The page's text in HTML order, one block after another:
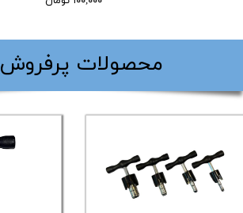
​محصولات پرفروش